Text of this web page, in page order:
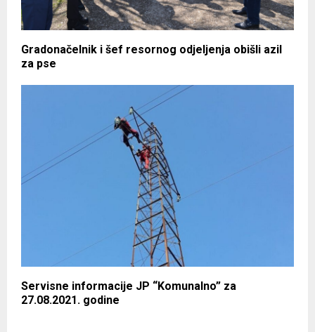
Gradonačelnik i šef resornog odjeljenja obišli azil
za pse
Servisne informacije JP “Komunalno” za
27.08.2021. godine